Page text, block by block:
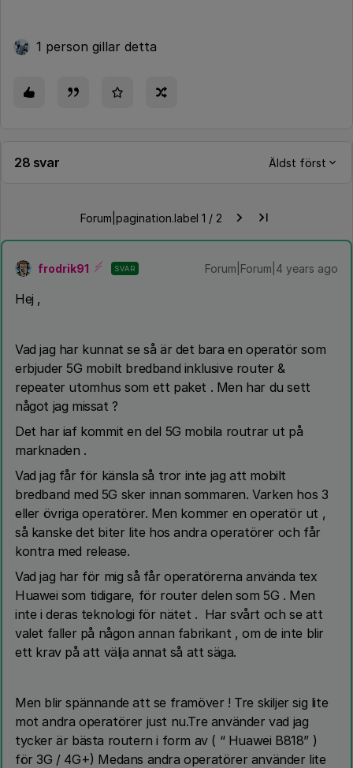
1 person gillar detta
28 svar Äldst först
Forum|pagination.label 1 / 2
frodrik91 SVAR Forum|Forum|4 years ago
Hej ,
Vad jag har kunnat se så är det bara en operatör som
erbjuder 5G mobilt bredband inklusive router &
repeater utomhus som ett paket . Men har du sett
något jag missat ?
Det har iaf kommit en del 5G mobila routrar ut på
marknaden .
Vad jag får för känsla så tror inte jag att mobilt
bredband med 5G sker innan sommaren. Varken hos 3
eller övriga operatörer. Men kommer en operatör ut ,
så kanske det biter lite hos andra operatörer och får
kontra med release.
Vad jag har för mig så får operatörerna använda tex
Huawei som tidigare, för router delen som 5G . Men
inte i deras teknologi för nätet . Har svårt och se att
valet faller på någon annan fabrikant , om de inte blir
ett krav på att välja annat så att säga.
Men blir spännande att se framöver ! Tre skiljer sig lite
mot andra operatörer just nu.Tre använder vad jag
tycker är bästa routern i form av ( “ Huawei B818” )
för 3G / 4G+) Medans andra operatörer använder lite